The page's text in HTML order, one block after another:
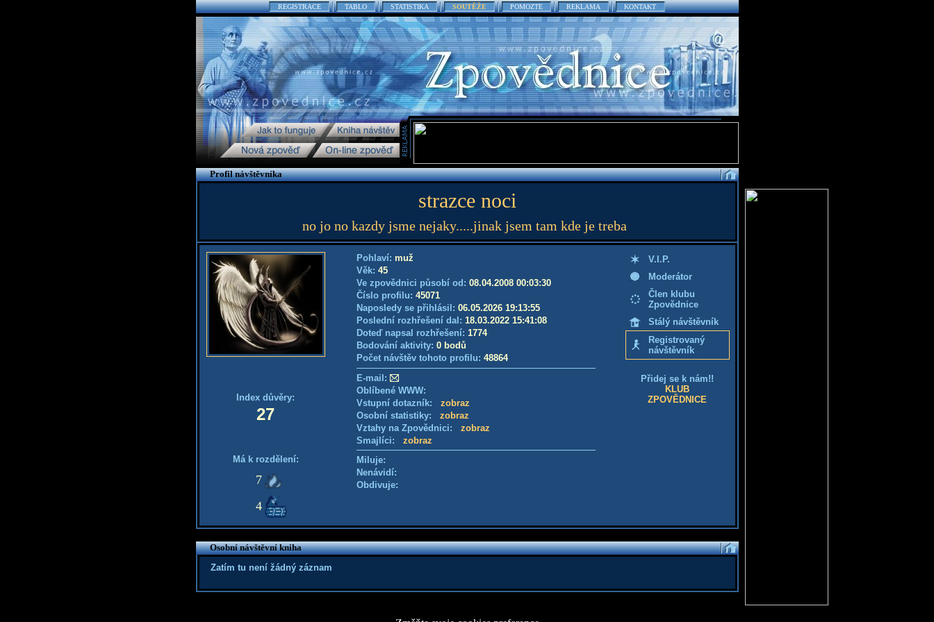
REGISTRACE TABLO STATISTIKA SOUTĚŽE POMOZTE REKLAMA KONTAKT
Profil návštěvníka
strazce noci
no jo no kazdy jsme nejaky.....jinak jsem tam kde je treba
Index důvěry:
27
Má k rozdělení:
7
4
Pohlaví: muž
Věk: 45
Ve zpovědnici působí od: 08.04.2008 00:03:30
Číslo profilu: 45071
Naposledy se přihlásil: 06.05.2026 19:13:55
Poslední rozhřešení dal: 18.03.2022 15:41:08
Doteď napsal rozhřešení: 1774
Bodování aktivity: 0 bodů
Počet návštěv tohoto profilu: 48864
E-mail:
Oblíbené WWW:
Vstupní dotazník: zobraz
Osobní statistiky: zobraz
Vztahy na Zpovědnici: zobraz
Smajlíci: zobraz
Miluje:
Nenávidí:
Obdivuje:
V.I.P.
Moderátor
Člen klubu
Zpovědnice
Stálý návštěvník
Registrovaný
návštěvník
Přidej se k nám!!
KLUB
ZPOVĚDNICE
Osobní návštěvní kniha
Zatím tu není žádný záznam